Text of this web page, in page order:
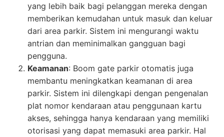
yang lebih baik bagi pelanggan mereka dengan
memberikan kemudahan untuk masuk dan keluar
dari area parkir. Sistem ini mengurangi waktu
antrian dan meminimalkan gangguan bagi
pengguna.
Keamanan: Boom gate parkir otomatis juga
membantu meningkatkan keamanan di area
parkir. Sistem ini dilengkapi dengan pengenalan
plat nomor kendaraan atau penggunaan kartu
akses, sehingga hanya kendaraan yang memiliki
otorisasi yang dapat memasuki area parkir. Hal